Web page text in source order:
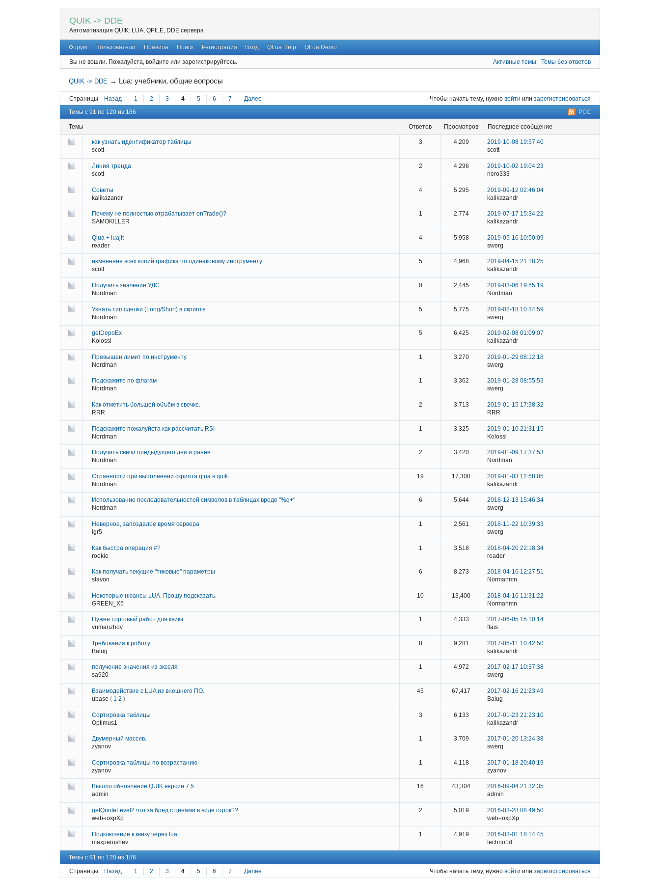
QUIK -> DDE
Автоматизация QUIK: LUA, QPILE, DDE сервера
Форум Пользователи Правила Поиск Регистрация Вход QLua Help QLua Demo
Вы не вошли. Пожалуйста, войдите или зарегистрируйтесь. Активные темы Темы без ответов
QUIK -> DDE → Lua: учебники, общие вопросы
Страницы Назад 1 2 3 4 5 6 7 Далее Чтобы начать тему, нужно войти или зарегистрироваться
РСС
Темы с 91 по 120 из 186
Темы ответов просмотров последнее сообщение
как узнать идентификатор таблицы
scott
3 4,209
2019-10-08 19:57:40
scott
Линия тренда
scott
2 4,296
2019-10-02 19:04:23
nero333
Советы
kalikazandr
4 5,295
2019-09-12 02:46:04
kalikazandr
Почему не полностью отрабатывает onTrade()?
SAMOKILLER
1 2,774
2019-07-17 15:34:22
kalikazandr
Qlua + luajit
reader
4 5,958
2019-05-16 10:50:09
swerg
изменение всех копий графика по одинаковому инструменту
scott
5 4,968
2019-04-15 21:18:25
kalikazandr
Получить значение УДС
Nordman
0 2,445
2019-03-06 19:55:19
Nordman
Узнать тип сделки (Long/Short) в скрипте
Nordman
5 5,775
2019-02-18 10:34:59
swerg
getDepoEx
Kolossi
5 6,425
2019-02-08 01:09:07
kalikazandr
Превышен лимит по инструменту
Nordman
1 3,270
2019-01-29 08:12:18
swerg
Подскажите по флагам
Nordman
1 3,362
2019-01-28 08:55:53
swerg
Как отметить большой объём в свечке.
RRR
2 3,713
2019-01-15 17:38:32
RRR
Подскажите пожалуйста как рассчитать RSI
Nordman
1 3,325
2019-01-10 21:31:15
Kolossi
Получить свечи предыдущего дня и ранее
Nordman
2 3,420
2019-01-09 17:37:53
Nordman
Странности при выполнении скрипта qlua в quik
Nordman
19 17,300
2019-01-03 12:58:05
kalikazandr
Использование последовательностей символов в таблицах вроде "%q+"
Nordman
6 5,644
2018-12-13 15:46:34
swerg
Неверное, запоздалое время сервера
igr5
1 2,561
2018-11-22 10:39:33
swerg
Как быстра операция #?
rookie
1 3,518
2018-04-20 22:18:34
reader
Как получать текущие "тиковые" параметры
slavon
6 8,273
2018-04-16 12:27:51
Normanmn
Некоторые нюансы LUA. Прошу подсказать.
GREEN_X5
10 13,400
2018-04-16 11:31:22
Normanmn
Нужен торговый работ для квика
vnmanzhov
1 4,333
2017-06-05 15:10:14
flais
Требования к роботу
Balug
8 9,281
2017-05-11 10:42:50
kalikazandr
получение значения из экселя
sa920
1 4,972
2017-02-17 10:37:38
swerg
Взаимодействие с LUA из внешнего ПО.
ubase ( 1 2 )
45 67,417
2017-02-16 21:23:49
Balug
Сортировка таблицы
Optimus1
3 6,133
2017-01-23 21:23:10
kalikazandr
Двумерный массив.
zyanov
1 3,709
2017-01-20 13:24:38
swerg
Сортировка таблицы по возрастанию
zyanov
1 4,118
2017-01-18 20:40:19
zyanov
Вышло обновление QUIK версии 7.5
admin
16 43,304
2016-09-04 21:32:35
admin
getQuoteLevel2 что за бред с ценами в виде строк??
web-ioxpXp
2 5,019
2016-03-28 08:49:50
web-ioxpXp
Подключение к квику через lua
maxperushev
1 4,919
2016-03-01 18:14:45
techno1d
Темы с 91 по 120 из 186
Страницы
Назад 1 2 3 4 5 6 7 Далее Чтобы начать тему, нужно войти или зарегистрироваться